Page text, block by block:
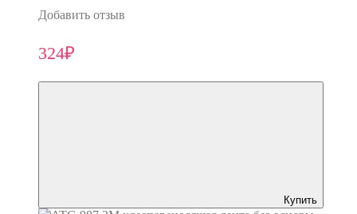
Добавить отзыв
324₽
Купить